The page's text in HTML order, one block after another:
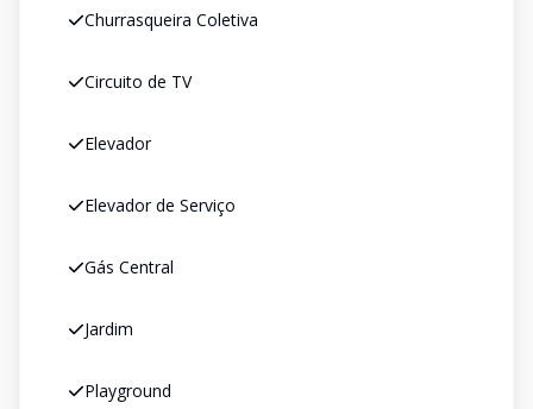
Churrasqueira Coletiva
Circuito de TV
Elevador
Elevador de Serviço
Gás Central
Jardim
Playground